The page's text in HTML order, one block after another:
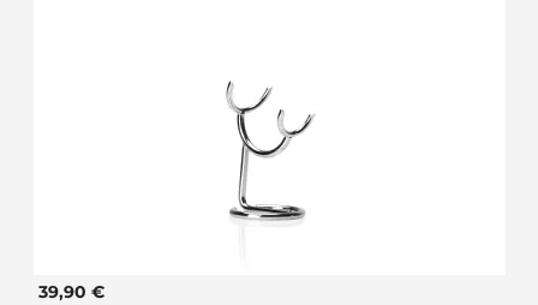
39,90 €